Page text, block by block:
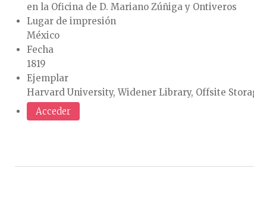
en la Oficina de D. Mariano Zúñiga y Ontiveros
Lugar de impresión
México
Fecha
1819
Ejemplar
Harvard University, Widener Library, Offsite
Acceder